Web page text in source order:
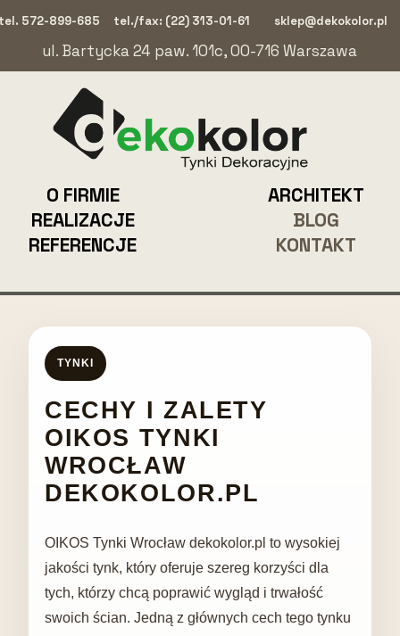
KONTAKT
BLOG
REALIZACJE
ARCHITEKT
REFERENCJE
O FIRMIE
ul. Bartycka 24 paw. 101c, 00-716 Warszawa
sklep@dekokolor.pl
tel./fax: (22) 313-01-61
572-899-685
TYNKI
CECHY I ZALETY
OIKOS TYNKI
WROCŁAW
DEKOKOLOR.PL
OIKOS Tynki Wrocław dekokolor.pl to wysokiej
jakości tynk, który oferuje szereg korzyści dla
tych, którzy chcą poprawić wygląd i trwałość
swoich ścian. Jedną z głównych cech tego tynku